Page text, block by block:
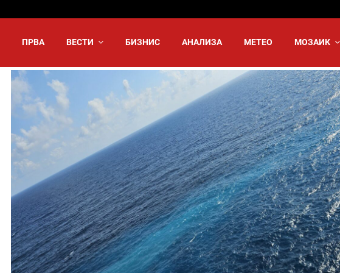
ПРВА ВЕСТИ БИЗНИС АНАЛИЗА МЕТЕО МОЗАИК